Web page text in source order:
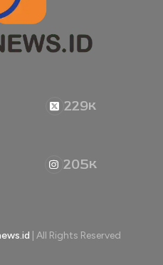
229K
205K
| All Rights Reserved